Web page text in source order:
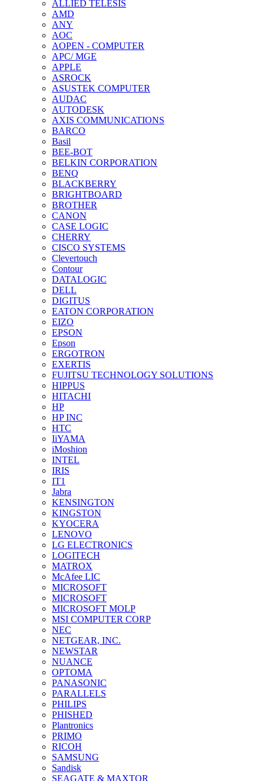
ALLIED TELESIS
AMD
ANY
AOC
AOPEN - COMPUTER
APC/ MGE
APPLE
ASROCK
ASUSTEK COMPUTER
AUDAC
AUTODESK
AXIS COMMUNICATIONS
BARCO
Basil
BEE-BOT
BELKIN CORPORATION
BENQ
BLACKBERRY
BRIGHTBOARD
BROTHER
CANON
CASE LOGIC
CHERRY
CISCO SYSTEMS
Clevertouch
Contour
DATALOGIC
DELL
DIGITUS
EATON CORPORATION
EIZO
EPSON
Epson
ERGOTRON
EXERTIS
FUJITSU TECHNOLOGY SOLUTIONS
HIPPUS
HITACHI
HP
HP INC
HTC
IiYAMA
iMoshion
INTEL
IRIS
IT1
Jabra
KENSINGTON
KINGSTON
KYOCERA
LENOVO
LG ELECTRONICS
LOGITECH
MATROX
McAfee LIC
MICROSOFT
MICROSOFT
MICROSOFT MOLP
MSI COMPUTER CORP
NEC
NETGEAR, INC.
NEWSTAR
NUANCE
OPTOMA
PANASONIC
PARALLELS
PHILIPS
PHISHED
Plantronics
PRIMO
RICOH
SAMSUNG
Sandisk
SEAGATE & MAXTOR